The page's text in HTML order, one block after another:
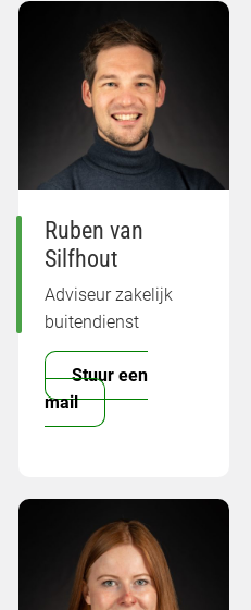
Ruben van
Silfhout
Adviseur zakelijk
buitendienst
Stuur een
mail